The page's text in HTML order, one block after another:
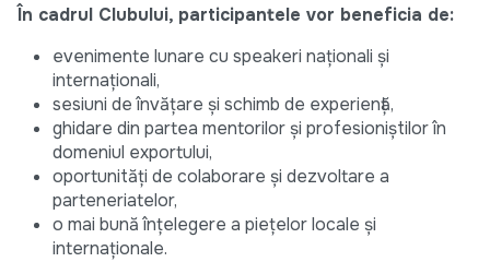
În cadrul Clubului, participantele vor beneficia de:
evenimente lunare cu speakeri naționali și
internaționali,
sesiuni de învățare și schimb de experiență,
ghidare din partea mentorilor și profesioniștilor în
domeniul exportului,
oportunități de colaborare și dezvoltare a
parteneriatelor,
o mai bună înțelegere a piețelor locale și
internaționale.